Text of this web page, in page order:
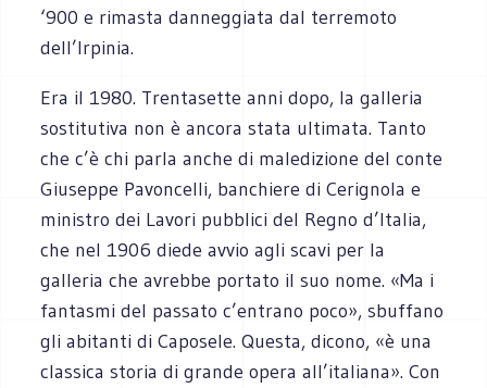
‘900 e rimasta danneggiata dal terremoto
dell’Irpinia.
Era il 1980. Trentasette anni dopo, la galleria
sostitutiva non è ancora stata ultimata. Tanto
che c’è chi parla anche di maledizione del conte
Giuseppe Pavoncelli, banchiere di Cerignola e
ministro dei Lavori pubblici del Regno d’Italia,
che nel 1906 diede avvio agli scavi per la
galleria che avrebbe portato il suo nome. «Ma i
fantasmi del passato c’entrano poco», sbuffano
gli abitanti di Caposele. Questa, dicono, «è una
classica storia di grande opera all’italiana». Con